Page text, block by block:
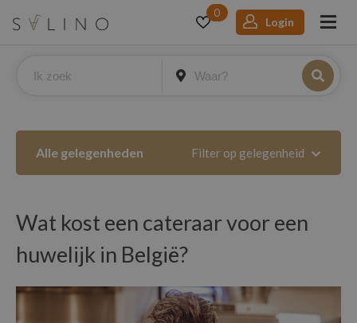
0
Login
Alle gelegenheden Filter op gelegenheid
Wat kost een cateraar voor een
huwelijk in België?